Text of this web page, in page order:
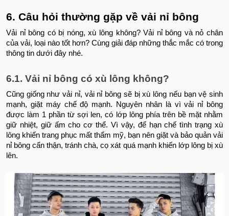
6. Câu hỏi thường gặp về vải nỉ bông
Vải nỉ bông có bị nóng, xù lông không? Vải nỉ bông và nỏ chân
của vải, loại nào tốt hơn? Cùng giải đáp những thắc mắc có trong
thông tin dưới đây nhé.
6.1. Vải nỉ bông có xù lông không?
Cũng giống như vải nỉ, vải nỉ bông sẽ bị xù lông nếu bạn vệ sinh
mạnh, giặt máy chế độ mạnh. Nguyên nhân là vì vải nỉ bông
được làm 1 phần từ sợi len, có lớp lông phía trên bề mặt nhằm
giữ nhiệt, giữ ấm cho cơ thể. Vì vậy, để hạn chế tình trạng xù
lông khiến trang phục mất thẩm mỹ, bạn nên giặt và bảo quản vải
nỉ bông cẩn thận, tránh chà, cọ xát quá mạnh khiến lớp lông bị xù
lên.